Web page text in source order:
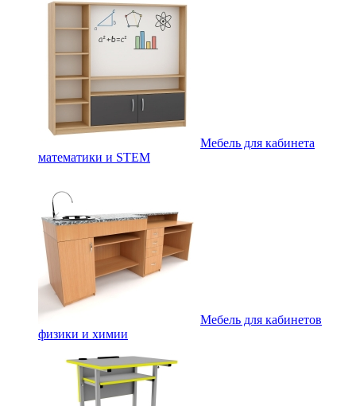
Мебель для кабинета
математики и STEM
Мебель для кабинетов
физики и химии